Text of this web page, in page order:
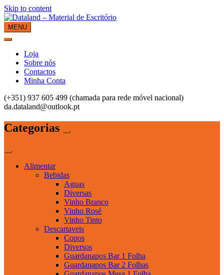
Skip to content
Dataland – Material de Escritório
Material de Escritório
MENU
Loja
Sobre nós
Contactos
Minha Conta
(+351) 937 605 499 (chamada para rede móvel nacional)
da.dataland@outlook.pt
Categorias
Alimentar
Bebidas
Aguas
Diversas
Vinho Branco
Vinho Rosé
Vinho Tinto
Descartaveis
Copos
Diversos
Guardanapos Bar 1 Folha
Guardanapos Bar 2 Folhas